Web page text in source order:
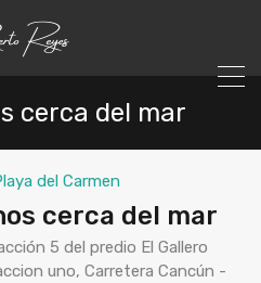
cerca del mar
del Carmen
cerca del mar
5 del predio El Gallero
uno, Carretera Cancún -